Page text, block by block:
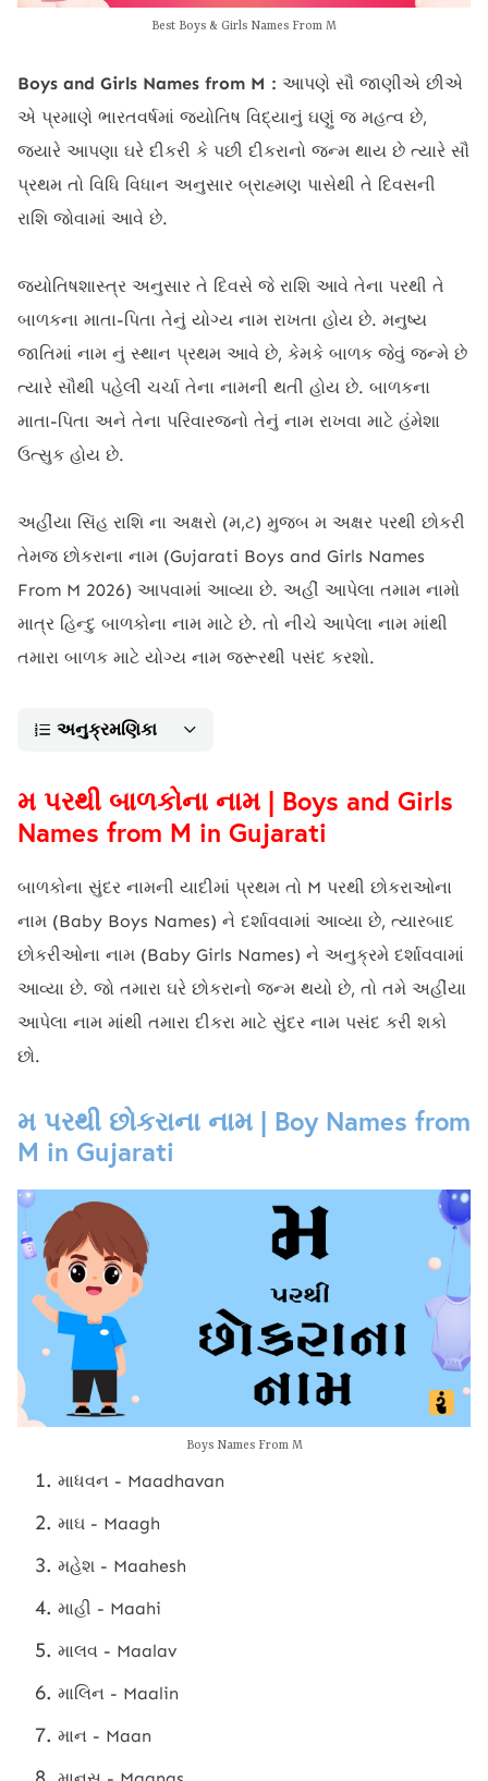
Best Boys & Girls Names From M
Boys and Girls Names from M : આપણે સૌ જાણીએ છીએ
એ પ્રમાણે ભારતવર્ષમાં જ્યોતિષ વિદ્યાનું ઘણું જ મહત્વ છે,
જ્યારે આપણા ઘરે દીકરી કે પછી દીકરાનો જન્મ થાય છે ત્યારે સૌ
પ્રથમ તો વિધિ વિધાન અનુસાર બ્રાહ્મણ પાસેથી તે દિવસની
રાશિ જોવામાં આવે છે.
જ્યોતિષશાસ્ત્ર અનુસાર તે દિવસે જે રાશિ આવે તેના પરથી તે
બાળકના માતા-પિતા તેનું યોગ્ય નામ રાખતા હોય છે. મનુષ્ય
જાતિમાં નામ નું સ્થાન પ્રથમ આવે છે, કેમકે બાળક જેવું જન્મે છે
ત્યારે સૌથી પહેલી ચર્ચા તેના નામની થતી હોય છે. બાળકના
માતા-પિતા અને તેના પરિવારજનો તેનું નામ રાખવા માટે હંમેશા
ઉત્સુક હોય છે.
અહીંયા સિંહ રાશિ ના અક્ષરો (મ,ટ) મુજબ મ અક્ષર પરથી છોકરી
તેમજ છોકરાના નામ (Gujarati Boys and Girls Names
From M 2026) આપવામાં આવ્યા છે. અહીં આપેલા તમામ નામો
માત્ર હિન્દુ બાળકોના નામ માટે છે. તો નીચે આપેલા નામ માંથી
તમારા બાળક માટે યોગ્ય નામ જરૂરથી પસંદ કરશો.
અનુક્રમણિકા
મ પરથી બાળકોના નામ | Boys and Girls
Names from M in Gujarati
બાળકોના સુંદર નામની યાદીમાં પ્રથમ તો M પરથી છોકરાઓના
નામ (Baby Boys Names) ને દર્શાવવામાં આવ્યા છે, ત્યારબાદ
છોકરીઓના નામ (Baby Girls Names) ને અનુક્રમે દર્શાવવામાં
આવ્યા છે. જો તમારા ઘરે છોકરાનો જન્મ થયો છે, તો તમે અહીંયા
આપેલા નામ માંથી તમારા દીકરા માટે સુંદર નામ પસંદ કરી શકો
છો.
મ પરથી છોકરાના નામ | Boy Names from
M in Gujarati
Boys Names From M
માધવન - Maadhavan
માઘ - Maagh
મહેશ - Maahesh
માહી - Maahi
માલવ - Maalav
માલિન - Maalin
માન - Maan